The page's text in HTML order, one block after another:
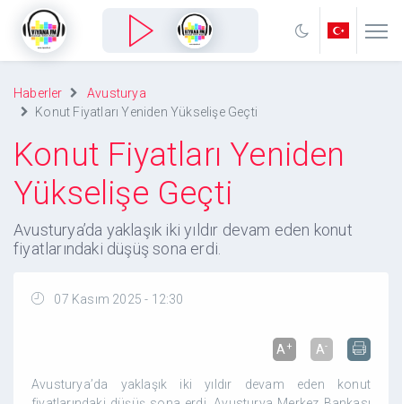
Haberler
Avusturya
Konut Fiyatları Yeniden Yükselişe Geçti
Konut Fiyatları Yeniden
Yükselişe Geçti
Avusturya’da yaklaşık iki yıldır devam eden konut
fiyatlarındaki düşüş sona erdi.
07 Kasım 2025 - 12:30
A+ A-
Avusturya’da yaklaşık iki yıldır devam eden konut